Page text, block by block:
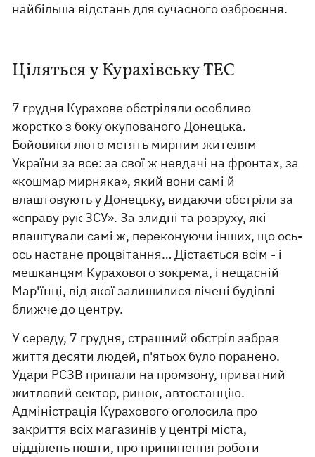
найбільша відстань для сучасного озброєння.
Ціляться у Курахівську ТЕС
7 грудня Курахове обстріляли особливо
жорстко з боку окупованого Донецька.
Бойовики люто мстять мирним жителям
України за все: за свої ж невдачі на фронтах, за
«кошмар мирняка», який вони самі й
влаштовують у Донецьку, видаючи обстріли за
«справу рук ЗСУ». За злидні та розруху, які
влаштували самі ж, переконуючи інших, що ось-
ось настане процвітання… Дістається всім - і
мешканцям Курахового зокрема, і нещасній
Мар'їнці, від якої залишилися лічені будівлі
ближче до центру.
У середу, 7 грудня, страшний обстріл забрав
життя десяти людей, п'ятьох було поранено.
Удари РСЗВ припали на промзону, приватний
житловий сектор, ринок, автостанцію.
Адміністрація Курахового оголосила про
закриття всіх магазинів у центрі міста,
відділень пошти, про припинення роботи